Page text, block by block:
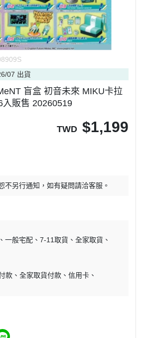
07 出貨
盲盒 初音未來 MIKU卡拉
販售 20260519
TWD $1,199
不另行通知，如有疑問請洽客服。
一般宅配 7-11取貨
全家取貨
款 全家取貨付款
信用卡